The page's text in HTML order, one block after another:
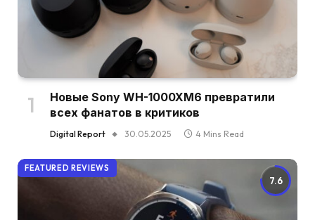
Новые Sony WH-1000XM6 превратили
всех фанатов в критиков
Digital Report 30.05.2025 4 Mins Read
7.6
FEATURED REVIEWS